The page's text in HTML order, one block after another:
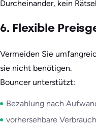
Durcheinander, kein
6. Flexible
Vermeiden Sie
sie nicht benötigen.
Bouncer unterstützt:
Bezahlung nach
vorhersehbare